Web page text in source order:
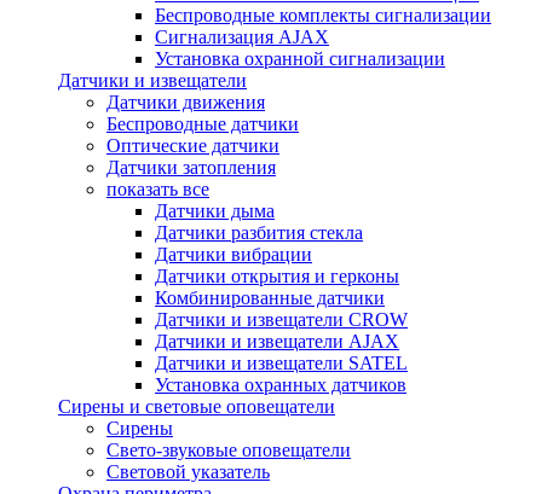
Беспроводные комплекты сигнализации
Сигнализация AJAX
Установка охранной сигнализации
Датчики и извещатели
Датчики движения
Беспроводные датчики
Оптические датчики
Датчики затопления
показать все
Датчики дыма
Датчики разбития стекла
Датчики вибрации
Датчики открытия и герконы
Комбинированные датчики
Датчики и извещатели CROW
Датчики и извещатели AJAX
Датчики и извещатели SATEL
Установка охранных датчиков
Сирены и световые оповещатели
Сирены
Свето-звуковые оповещатели
Световой указатель